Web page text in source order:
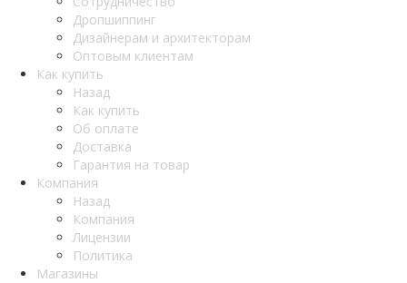
Дропшиппинг
Дизайнерам и архитекторам
Оптовым клиентам
Как купить
Назад
Как купить
Об оплате
Доставка
Гарантия на товар
Компания
Назад
Компания
Лицензии
Политика
Магазины